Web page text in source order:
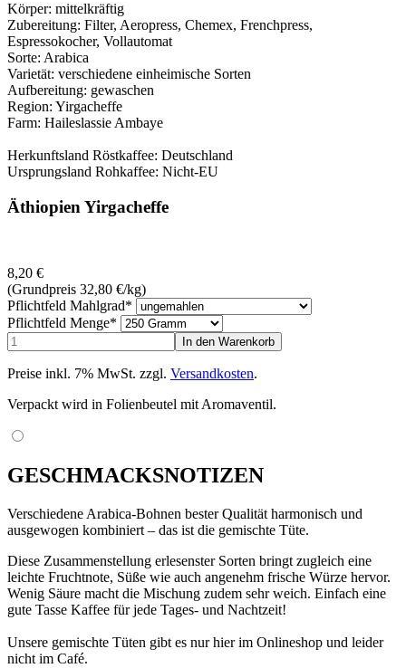
Körper: mittelkräftig
Zubereitung: Filter, Aeropress, Chemex, Frenchpress,
Espressokocher, Vollautomat
Sorte: Arabica
Varietät: verschiedene einheimische Sorten
Aufbereitung: gewaschen
Region: Yirgacheffe
Farm: Haileslassie Ambaye
Herkunftsland Röstkaffee: Deutschland
Ursprungsland Rohkaffee: Nicht-EU
Äthiopien Yirgacheffe
8,20 €
(Grundpreis 32,80 €/kg)
Pflichtfeld Mahlgrad*
Pflichtfeld Menge*
Preise inkl. 7% MwSt. zzgl. Versandkosten.
Verpackt wird in Folienbeutel mit Aromaventil.
GESCHMACKSNOTIZEN
Verschiedene Arabica-Bohnen bester Qualität harmonisch und
ausgewogen kombiniert – das ist die gemischte Tüte.
Diese Zusammenstellung erlesenster Sorten bringt zugleich eine
leichte Fruchtnote, Süße wie auch angenehm frische Würze hervor.
Wenig Säure macht die Mischung zudem sehr weich. Einfach eine
gute Tasse Kaffee für jede Tages- und Nachtzeit!
Unsere gemischte Tüten gibt es nur hier im Onlineshop und leider
nicht im Café.